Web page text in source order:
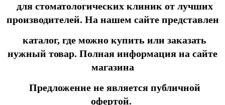
для стоматологических клиник от лучших
производителей. На нашем сайте представлен
каталог, где можно купить или заказать
нужный товар. Полная информация на сайте
магазина
Предложение не является публичной
офертой.